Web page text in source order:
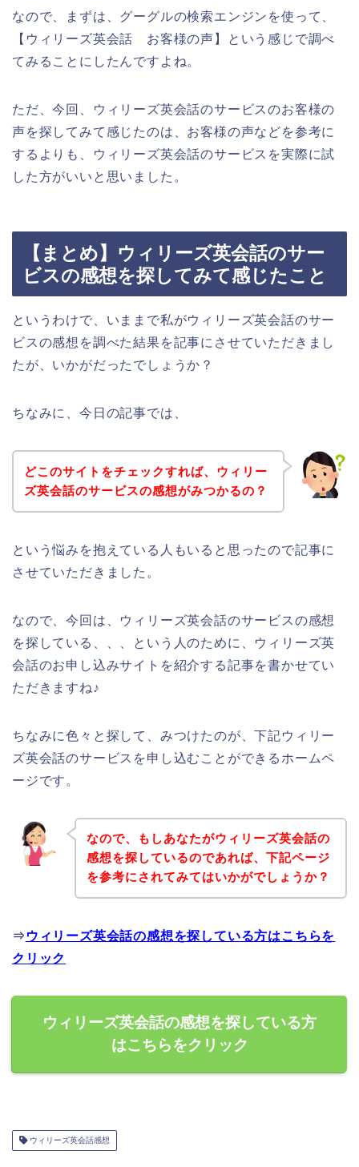
なので、まずは、グーグルの検索エンジンを使って、
【ウィリーズ英会話 お客様の声】という感じで調べ
てみることにしたんですよね。
ただ、今回、ウィリーズ英会話のサービスのお客様の
声を探してみて感じたのは、お客様の声などを参考に
するよりも、ウィリーズ英会話のサービスを実際に試
した方がいいと思いました。
【まとめ】ウィリーズ英会話のサー
ビスの感想を探してみて感じたこと
というわけで、いままで私がウィリーズ英会話のサー
ビスの感想を調べた結果を記事にさせていただきまし
たが、いかがだったでしょうか？
ちなみに、今日の記事では、
どこのサイトをチェックすれば、ウィリー
ズ英会話のサービスの感想がみつかるの？
という悩みを抱えている人もいると思ったので記事に
させていただきました。
なので、今回は、ウィリーズ英会話のサービスの感想
を探している、、、という人のために、ウィリーズ英
会話のお申し込みサイトを紹介する記事を書かせてい
ただきますね♪
ちなみに色々と探して、みつけたのが、下記ウィリー
ズ英会話のサービスを申し込むことができるホームペ
ージです。
なので、もしあなたがウィリーズ英会話の
感想を探しているのであれば、下記ページ
を参考にされてみてはいかがでしょうか？
⇒ ウィリーズ英会話の感想を探している方はこちらを
クリック
ウィリーズ英会話の感想を探している方
はこちらをクリック
ウィリーズ英会話感想